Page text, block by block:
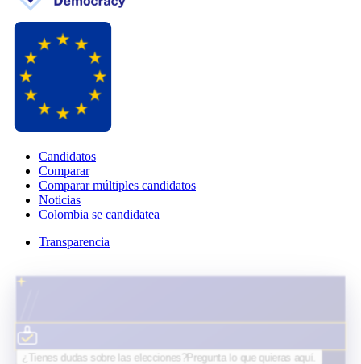
Candidatos
Comparar
Comparar múltiples candidatos
Noticias
Colombia se candidatea
Transparencia
¿Tienes dudas sobre las elecciones?Pregunta lo que quierasaquí.